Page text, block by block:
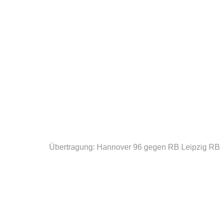
Übertragung: Hannover 96 gegen RB Leipzig